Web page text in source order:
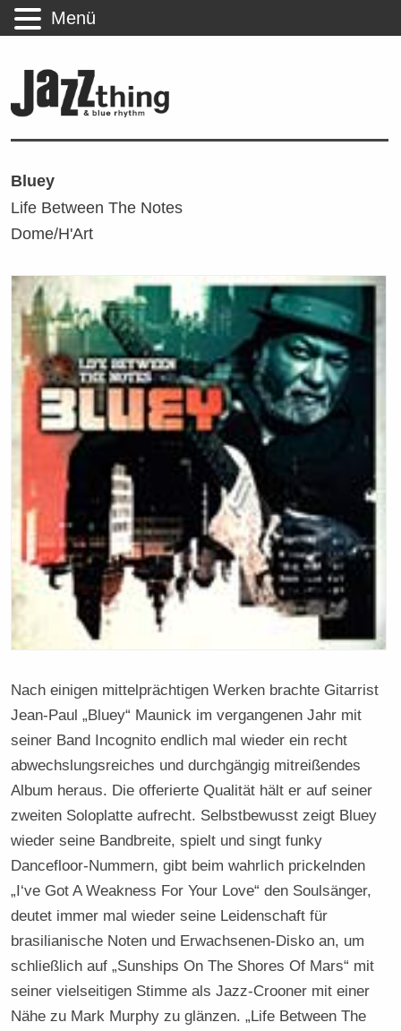
Bluey
Life Between The Notes
Dome/H'Art
Nach einigen mittelprächtigen Werken brachte Gitarrist
Jean-Paul „Bluey“ Maunick im vergangenen Jahr mit
seiner Band Incognito endlich mal wieder ein recht
abwechslungsreiches und durchgängig mitreißendes
Album heraus. Die offerierte Qualität hält er auf seiner
zweiten Soloplatte aufrecht. Selbstbewusst zeigt Bluey
wieder seine Bandbreite, spielt und singt funky
Dancefloor-Nummern, gibt beim wahrlich prickelnden
„I‘ve Got A Weakness For Your Love“ den Soulsänger,
deutet immer mal wieder seine Leidenschaft für
brasilianische Noten und Erwachsenen-Disko an, um
schließlich auf „Sunships On The Shores Of Mars“ mit
seiner vielseitigen Stimme als Jazz-Crooner mit einer
Nähe zu Mark Murphy zu glänzen. „Life Between The
Menü